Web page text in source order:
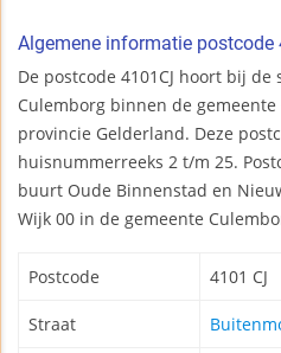
Algemene informatie postcode
De postcode 4101CJ hoort bij
Culemborg binnen de
provincie Gelderland. Deze
huisnummerreeks 2 t/m 25.
buurt Oude Binnenstad en
Wijk 00 in de gemeente
Postcode 4101 CJ
Straat